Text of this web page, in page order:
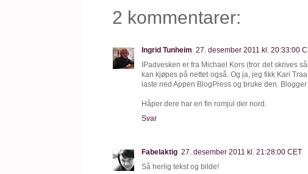
2 kommentarer:
Ingrid Tunheim 27. desember 2011 kl. 20:33:00
IPadvesken er fra Michael Kors (tror det skrives
kan kjøpes på nettet også. Og ja, jeg fikk Kari
laste ned Appen BlogPress og bruke den.
Håper dere har en fin romjul der nord.
Svar
Fabelaktig 27. desember 2011 kl. 21:28:00 CET
Så herlig tekst og bilde!